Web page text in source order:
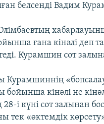
белсенді Вадим
ғана кінәлі деп
Курамшин сот
Курамшиннің
бойынша кінәлі не
28-і күні сот залынан
тек «өктемдік